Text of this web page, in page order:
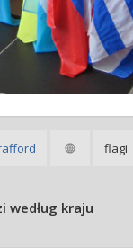
flagi
według kraju